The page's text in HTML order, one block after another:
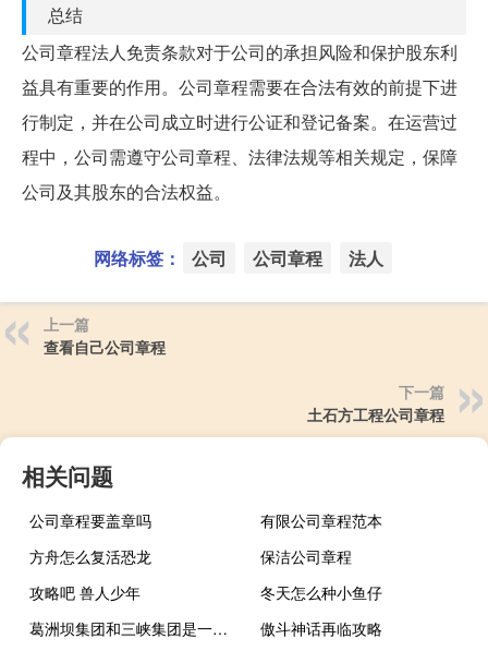
总结
公司章程法人免责条款对于公司的承担风险和保护股东利
益具有重要的作用。公司章程需要在合法有效的前提下进
行制定，并在公司成立时进行公证和登记备案。在运营过
程中，公司需遵守公司章程、法律法规等相关规定，保障
公司及其股东的合法权益。
网络标签： 公司 公司章程 法人
上一篇
查看自己公司章程
下一篇
土石方工程公司章程
相关问题
公司章程要盖章吗
有限公司章程范本
方舟怎么复活恐龙
保洁公司章程
攻略吧 兽人少年
冬天怎么种小鱼仔
葛洲坝集团和三峡集团是一个级别吗
傲斗神话再临攻略